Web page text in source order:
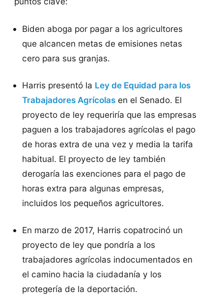
Biden aboga por pagar a los agricultores
que alcancen metas de emisiones netas
cero para sus granjas.
Harris presentó la Ley de Equidad para los
Trabajadores Agrícolas en el Senado. El
proyecto de ley requeriría que las empresas
paguen a los trabajadores agrícolas el pago
de horas extra de una vez y media la tarifa
habitual. El proyecto de ley también
derogaría las exenciones para el pago de
horas extra para algunas empresas,
incluidos los pequeños agricultores.
En marzo de 2017, Harris copatrocinó un
proyecto de ley que pondría a los
trabajadores agrícolas indocumentados en
el camino hacia la ciudadanía y los
protegería de la deportación.